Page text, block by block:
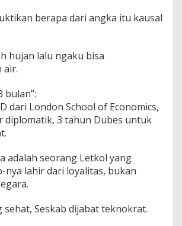
berapa dari angka itu kausal
hujan lalu ngaku bisa
air.
bulan”:
dari London School of Economics,
diplomatik, 3 tahun Dubes untuk
adalah seorang Letkol yang
nya lahir dari loyalitas, bukan
sehat, Seskab dijabat teknokrat.